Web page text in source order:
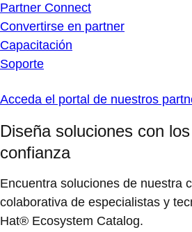
Partner Connect
Convertirse en partner
Capacitación
Soporte
Acceda el portal de nuestros
Diseña soluciones con
confianza
Encuentra soluciones de nuestra
colaborativa de especialistas y
Hat® Ecosystem Catalog.